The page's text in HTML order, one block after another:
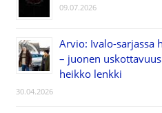
09.07.2026
Arvio: Ivalo-sarjassa
– juonen
heikko lenkki
30.04.2026